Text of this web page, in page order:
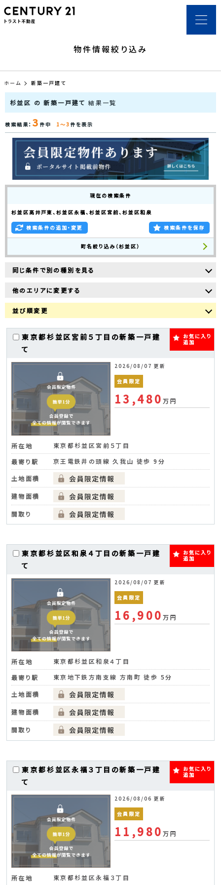
物件情報絞り込み
ホーム 新築一戸建て
杉並区 の 新築一戸建て結果一覧
検索結果： 3 件中 1～3件を表示
現在の検索条件
杉並区高井戸東、杉並区永福、杉並区宮前、杉並区和泉
検索条件の追加・変更 検索条件を保存
町名絞り込み（杉並区）
同じ条件で別の種別を見る
他のエリアに変更する
並び順変更
東京都杉並区宮前５丁目の新築一戸建
て
お気に入り
追加
2026/08/07 更新
会員限定
13,480万円
所在地
東京都杉並区宮前５丁目
最寄り駅
京王電鉄井の頭線 久我山 徒歩 9分
土地面積
建物面積
間取り
東京都杉並区和泉４丁目の新築一戸建
て
お気に入り
追加
2026/08/07 更新
会員限定
16,900万円
所在地
東京都杉並区和泉４丁目
最寄り駅
東京地下鉄方南支線 方南町 徒歩 5分
土地面積
建物面積
間取り
東京都杉並区永福３丁目の新築一戸建
て
お気に入り
追加
2026/08/06 更新
会員限定
11,980万円
所在地 東京都杉並区永福３丁目